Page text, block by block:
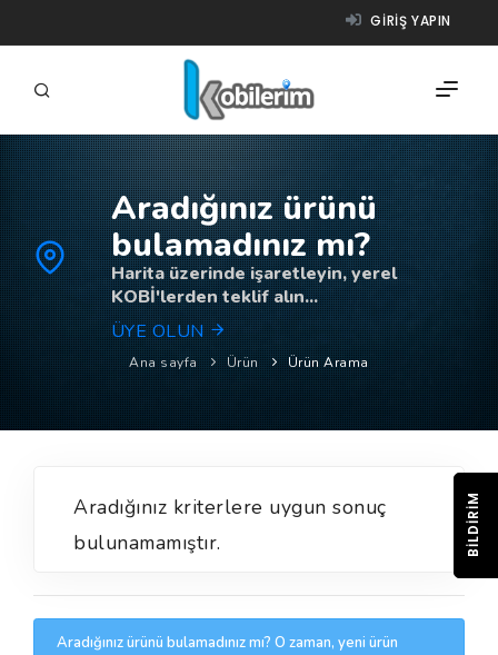
GIRIŞ YAPIN
FIRMALAR
ÜRÜNLER
NASIL ÇALIŞIR?
YARDIM
Aradığınız ürünü
bulamadınız mı?
Harita üzerinde işaretleyin, yerel
KOBİ'lerden teklif alın...
ÜYE OLUN
Ana sayfa Ürün Ürün Arama
Aradığınız kriterlere uygun sonuç
bulunamamıştır.
Aradığınız ürünü bulamadınız mı? O zaman, yeni ürün
BILDIRIM